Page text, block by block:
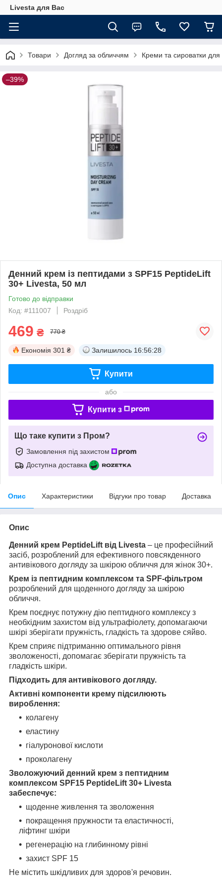
Livesta для Вас
Товари Догляд за обличчям Креми та сироватки для
–39%
Денний крем із пептидами з SPF15 PeptideLift
30+ Livesta, 50 мл
Готово до відправки
Код: #111007
Роздріб
469 ₴ 770 ₴
Економія 301 ₴ Залишилось 16:56:27
Купити
або
Купити з
Що таке купити з Пром?
Замовлення під захистом
Доступна доставка
Опис Характеристики Відгуки про товар Доставка
Опис
Денний крем PeptideLift від Livesta – це професійний
засіб, розроблений для ефективного повсякденного
антивікового догляду за шкірою обличчя для жінок 30+.
Крем із пептидним комплексом та SPF-фільтром
розроблений для щоденного догляду за шкірою
обличчя.
Крем поєднує потужну дію пептидного комплексу з
необхідним захистом від ультрафіолету, допомагаючи
шкірі зберігати пружність, гладкість та здорове сяйво.
Крем сприяє підтриманню оптимального рівня
зволоженості, допомагає зберігати пружність та
гладкість шкіри.
Підходить для антивікового догляду.
Активні компоненти крему підсилюють
вироблення:
колагену
еластину
гіалуронової кислоти
проколагену
Зволожуючий денний крем з пептидним
комплексом SPF15 PeptideLift 30+ Livesta
забеспечує:
щоденне живлення та зволоження
покращення пружности та еластичності,
ліфтинг шкіри
регенерацію на глибинному рівні
захист SPF 15
Не містить шкідливих для здоров'я речовин.